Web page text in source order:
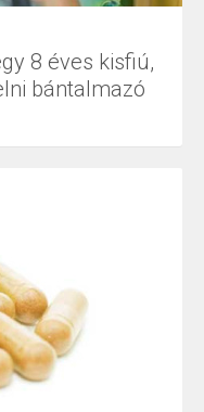
8 éves kisfiú,
bántalmazó